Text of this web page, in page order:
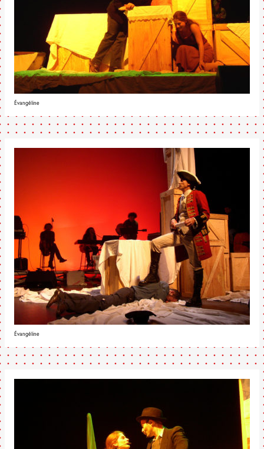
Évangéline
Évangéline